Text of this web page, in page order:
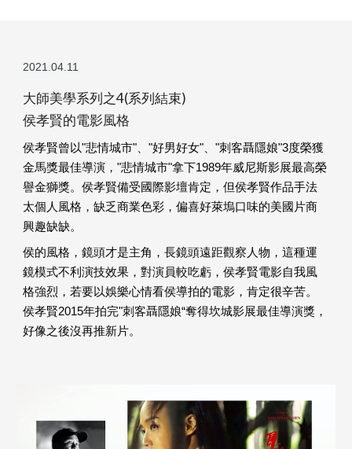
2021.04.11
大師美學系列之4(系列結束)
侯孝賢的電影風格
侯孝賢曾以"悲情城市"、"好男好女"、"刺客聶隱娘"3度榮獲
金馬獎最佳導演，"悲情城市"拿下1989年威尼斯影展最高榮
譽金獅獎。侯孝賢備受國際影壇肯定，但侯孝賢作品手法
太個人風格，缺乏商業色彩，偏喜好萊塢口味的美國片商
興趣缺缺。
侯的風格，鏡頭才是主角，長鏡頭遠距觀察人物，這種運
鏡模式不利演技效果，對演員較吃虧，侯孝賢電影自我風
格強烈，若要以娛樂心情看侯導拍的電影，肯定很辛苦。
侯孝賢2015年拍完"刺客聶隱娘“奪得坎城影展最佳導演獎，
好像之後沒再推新片。